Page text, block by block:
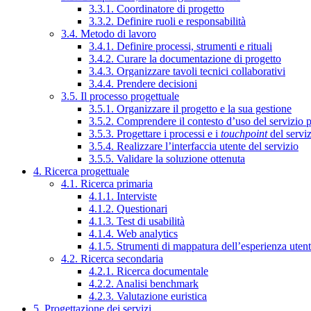
3.3.1. Coordinatore di progetto
3.3.2. Definire ruoli e responsabilità
3.4. Metodo di lavoro
3.4.1. Definire processi, strumenti e rituali
3.4.2. Curare la documentazione di progetto
3.4.3. Organizzare tavoli tecnici collaborativi
3.4.4. Prendere decisioni
3.5. Il processo progettuale
3.5.1. Organizzare il progetto e la sua gestione
3.5.2. Comprendere il contesto d’uso del servizio
3.5.3. Progettare i processi e i touchpointdel
3.5.4. Realizzare l’interfaccia utente del servizio
3.5.5. Validare la soluzione ottenuta
4. Ricerca progettuale
4.1. Ricerca primaria
4.1.1. Interviste
4.1.2. Questionari
4.1.3. Test di usabilità
4.1.4. Web analytics
4.1.5. Strumenti di mappatura dell’esperienza
4.2. Ricerca secondaria
4.2.1. Ricerca documentale
4.2.2. Analisi benchmark
4.2.3. Valutazione euristica
5. Progettazione dei servizi